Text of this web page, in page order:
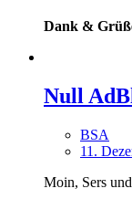
Dank &
Null
BSA
11.
Moin, Sers